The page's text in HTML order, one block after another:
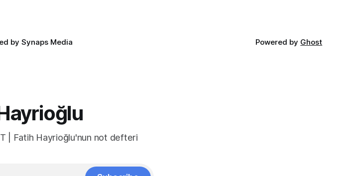
by Synaps Media Powered by Ghost
| Fatih Hayrioğlu'nun not defteri